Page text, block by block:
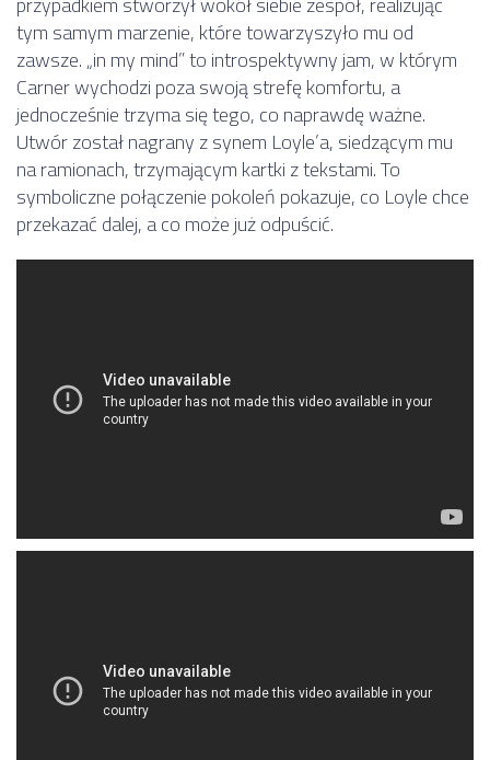
tym samym marzenie, które towarzyszyło mu od
zawsze. „in my mind” to introspektywny jam, w którym
Carner wychodzi poza swoją strefę komfortu, a
jednocześnie trzyma się tego, co naprawdę ważne.
Utwór został nagrany z synem Loyle’a, siedzącym mu
na ramionach, trzymającym kartki z tekstami. To
symboliczne połączenie pokoleń pokazuje, co Loyle chce
przekazać dalej, a co może już odpuścić.